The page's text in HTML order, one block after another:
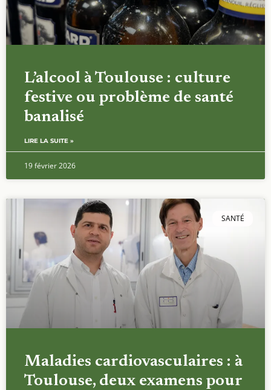
L’alcool à Toulouse : culture
festive ou problème de santé
banalisé
LIRE LA SUITE »
19 février 2026
SANTÉ
Maladies cardiovasculaires : à
Toulouse, deux examens pour